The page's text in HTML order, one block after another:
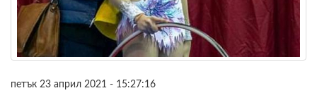
петък 23 април 2021 - 15:27:16